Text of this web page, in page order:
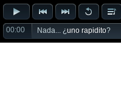
00:00 Nada... ¿uno rapidito?